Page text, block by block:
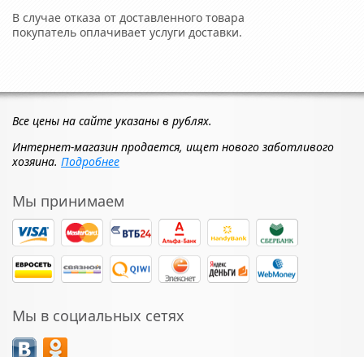
В случае отказа от доставленного товара
покупатель оплачивает услуги доставки.
Все цены на сайте указаны в рублях.
Интернет-магазин продается, ищет нового заботливого
хозяина. Подробнее
Мы принимаем
Мы в социальных сетях